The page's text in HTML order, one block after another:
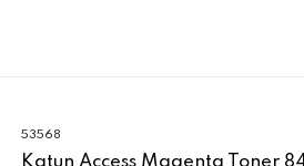
53568
Katun Access Magenta Toner